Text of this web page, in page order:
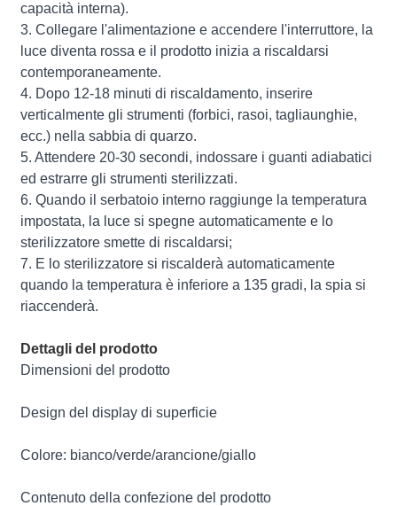
capacità interna).
3. Collegare l'alimentazione e accendere l'interruttore, la
luce diventa rossa e il prodotto inizia a riscaldarsi
contemporaneamente.
4. Dopo 12-18 minuti di riscaldamento, inserire
verticalmente gli strumenti (forbici, rasoi, tagliaunghie,
ecc.) nella sabbia di quarzo.
5. Attendere 20-30 secondi, indossare i guanti adiabatici
ed estrarre gli strumenti sterilizzati.
6. Quando il serbatoio interno raggiunge la temperatura
impostata, la luce si spegne automaticamente e lo
sterilizzatore smette di riscaldarsi;
7. E lo sterilizzatore si riscalderà automaticamente
quando la temperatura è inferiore a 135 gradi, la spia si
riaccenderà.
Dettagli del prodotto
Dimensioni del prodotto
Design del display di superficie
Colore: bianco/verde/arancione/giallo
Contenuto della confezione del prodotto